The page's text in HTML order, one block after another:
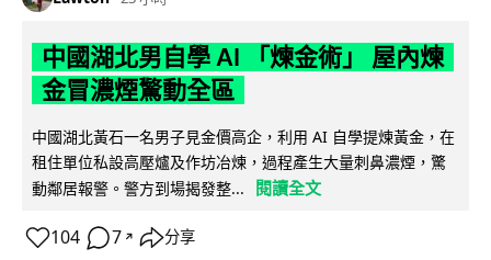
中國湖北男自學 AI 「煉金術」 屋內煉
金冒濃煙驚動全區
中國湖北黃石一名男子見金價高企，利用 AI 自學提煉黃金，在
租住單位私設高壓爐及作坊冶煉，過程產生大量刺鼻濃煙，驚
動鄰居報警。警方到場揭發整...
閱讀全文
104 7 ↗ 分享